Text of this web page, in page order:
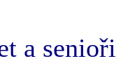
a